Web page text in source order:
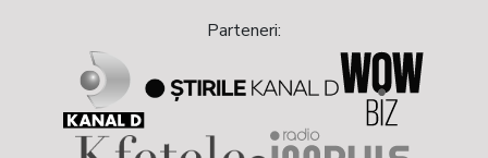
Parteneri: